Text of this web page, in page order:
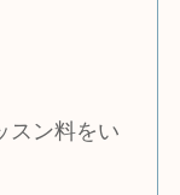
スン料をい